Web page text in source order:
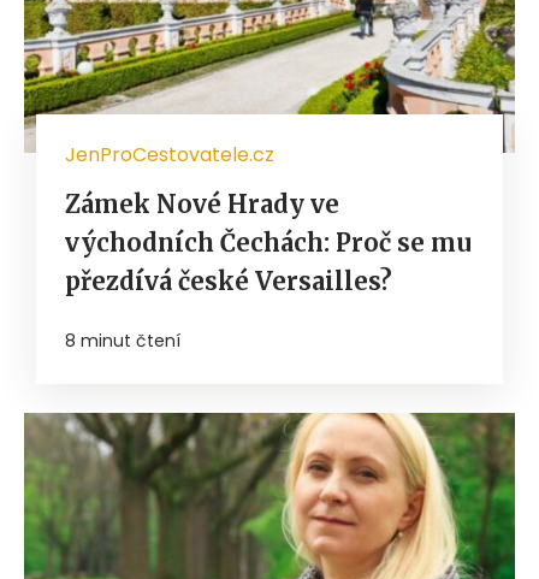
JenProCestovatele.cz
Zámek Nové Hrady ve
východních Čechách: Proč se mu
přezdívá české Versailles?
8 minut čtení